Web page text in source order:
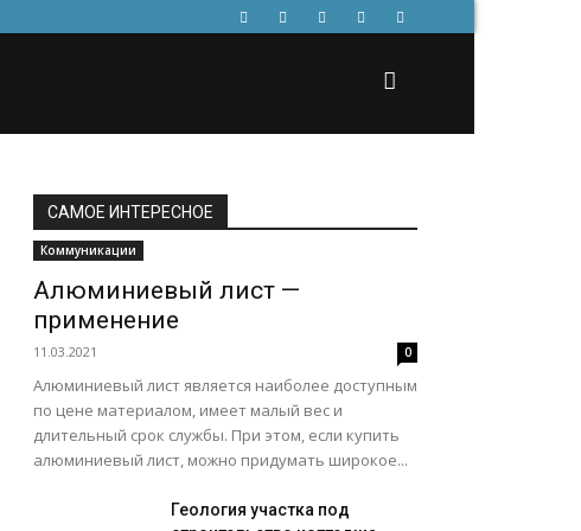
САМОЕ ИНТЕРЕСНОЕ
Коммуникации
Алюминиевый лист —
применение
11.03.2021 0
Алюминиевый лист является наиболее доступным
по цене материалом, имеет малый вес и
длительный срок службы. При этом, если купить
алюминиевый лист, можно придумать широкое...
Геология участка под